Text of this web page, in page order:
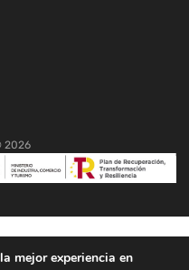
2026
mejor experiencia en